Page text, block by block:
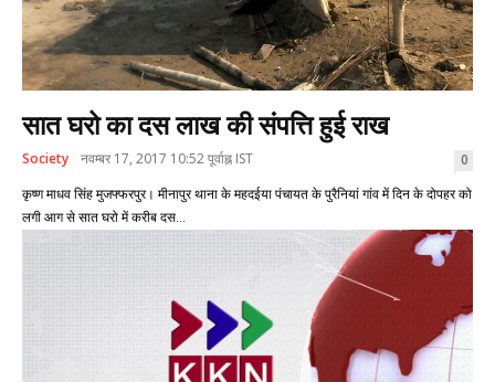
सात घरो का दस लाख की संपत्ति हुई राख
Society नवम्बर 17, 2017 10:52 पूर्वाह्न IST 0
कृष्ण माधव सिंह मुजफ्फरपुर। मीनापुर थाना के महदईया पंचायत के पुरैनियां गांव में दिन के दोपहर को
लगी आग से सात घरो में करीब दस...